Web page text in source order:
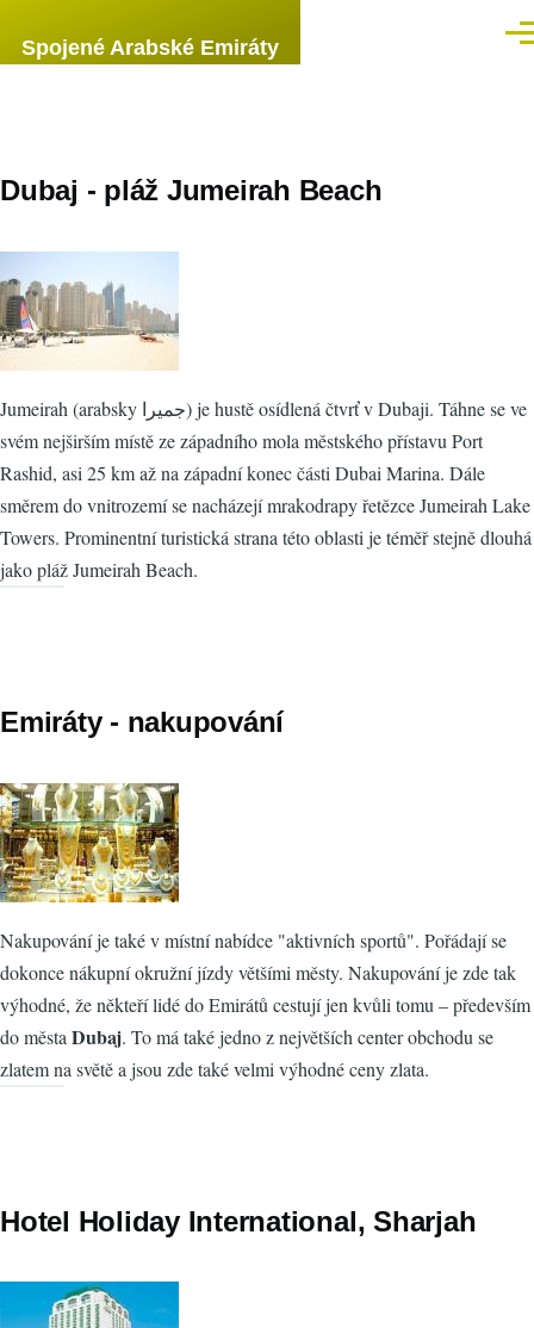
Spojené Arabské Emiráty
Dubaj - pláž Jumeirah Beach
Jumeirah (arabsky جميرا) je hustě osídlená čtvrť v Dubaji. Táhne se ve
svém nejširším místě ze západního mola městského přístavu Port
Rashid, asi 25 km až na západní konec části Dubai Marina. Dále
směrem do vnitrozemí se nacházejí mrakodrapy řetězce Jumeirah Lake
Towers. Prominentní turistická strana této oblasti je téměř stejně dlouhá
jako pláž Jumeirah Beach.
Emiráty - nakupování
Nakupování je také v místní nabídce "aktivních sportů". Pořádají se
dokonce nákupní okružní jízdy většími městy. Nakupování je zde tak
výhodné, že někteří lidé do Emirátů cestují jen kvůli tomu – především
do města Dubaj. To má také jedno z největších center obchodu se
zlatem na světě a jsou zde také velmi výhodné ceny zlata.
Hotel Holiday International, Sharjah